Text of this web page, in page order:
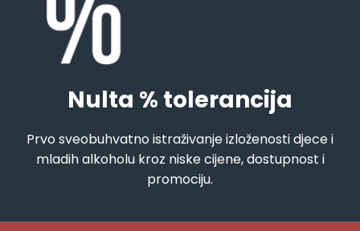
Nulta % tolerancija
Prvo sveobuhvatno istraživanje izloženosti djece i
mladih alkoholu kroz niske cijene, dostupnost i
promociju.